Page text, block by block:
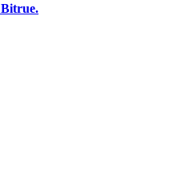
استخدم مجموعة متنوعة من خيارات الدفع لشراء Lawblocks على Bitrue.